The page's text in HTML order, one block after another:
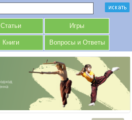
Статьи Игры
Книги Вопросы и Ответы